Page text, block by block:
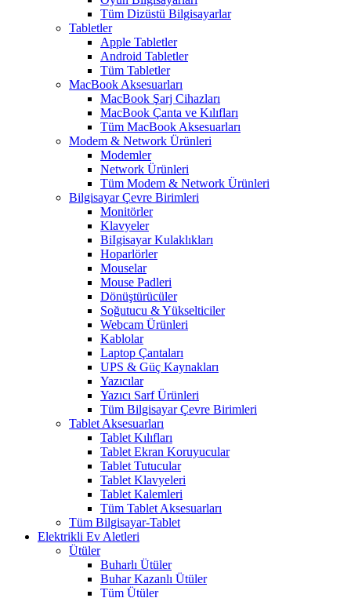
Tüm Dizüstü Bilgisayarlar
Tabletler
Apple Tabletler
Android Tabletler
Tüm Tabletler
MacBook Aksesuarları
MacBook Şarj Cihazları
MacBook Çanta ve Kılıfları
Tüm MacBook Aksesuarları
Modem & Network Ürünleri
Modemler
Network Ürünleri
Tüm Modem & Network Ürünleri
Bilgisayar Çevre Birimleri
Monitörler
Klavyeler
BiIgisayar Kulaklıkları
Hoparlörler
Mouselar
Mouse Padleri
Dönüştürücüler
Soğutucu & Yükselticiler
Webcam Ürünleri
Kablolar
Laptop Çantaları
UPS & Güç Kaynakları
Yazıcılar
Yazıcı Sarf Ürünleri
Tüm Bilgisayar Çevre Birimleri
Tablet Aksesuarları
Tablet Kılıfları
Tablet Ekran Koruyucular
Tablet Tutucular
Tablet Klavyeleri
Tablet Kalemleri
Tüm Tablet Aksesuarları
Tüm Bilgisayar-Tablet
Elektrikli Ev Aletleri
Ütüler
Buharlı Ütüler
Buhar Kazanlı Ütüler
Tüm Ütüler